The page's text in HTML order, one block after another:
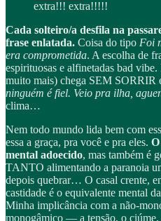
extra!!! extra!!!!!
Cada solteiro/a desfila na
frase enlatada. Coisa do tipo Foi
era comprometida. A escolha de
espirituosas e alfinetadas bad
muito mais) chega SEM SORRIR
ninguém é fiel. Veio pra ilha,
clima…
Nem todo mundo lida bem com
essa a graça, pra você e pra eles.
mental adoecido, mas também é
TANTO alimentando a paranoia
depois quebrar… O casal crente,
castidade é o equivalente mental
Minha implicância com a não-
monogâmico — a tensão, o